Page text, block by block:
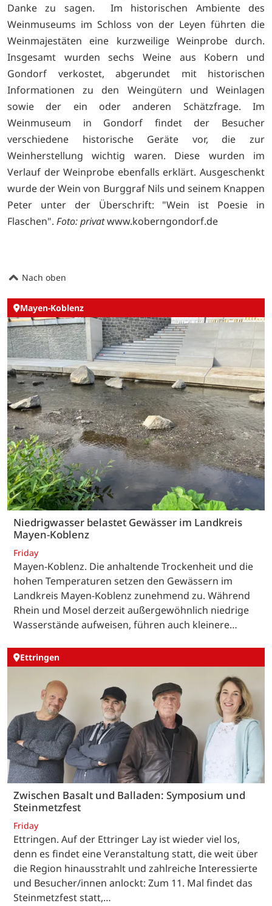
Danke zu sagen. Im historischen Ambiente des
Weinmuseums im Schloss von der Leyen führten die
Weinmajestäten eine kurzweilige Weinprobe durch.
Insgesamt wurden sechs Weine aus Kobern und
Gondorf verkostet, abgerundet mit historischen
Informationen zu den Weingütern und Weinlagen
sowie der ein oder anderen Schätzfrage. Im
Weinmuseum in Gondorf findet der Besucher
verschiedene historische Geräte vor, die zur
Weinherstellung wichtig waren. Diese wurden im
Verlauf der Weinprobe ebenfalls erklärt. Ausgeschenkt
wurde der Wein von Burggraf Nils und seinem Knappen
Peter unter der Überschrift: "Wein ist Poesie in
Flaschen". Foto: privatwww.koberngondorf.de
Nach oben
Mayen-Koblenz
Niedrigwasser belastet Gewässer im Landkreis
Mayen-Koblenz
Friday
Mayen-Koblenz. Die anhaltende Trockenheit und die
hohen Temperaturen setzen den Gewässern im
Landkreis Mayen-Koblenz zunehmend zu. Während
Rhein und Mosel derzeit außergewöhnlich niedrige
Wasserstände aufweisen, führen auch kleinere…
Ettringen
Zwischen Basalt und Balladen: Symposium und
Steinmetzfest
Friday
Ettringen. Auf der Ettringer Lay ist wieder viel los,
denn es findet eine Veranstaltung statt, die weit über
die Region hinausstrahlt und zahlreiche Interessierte
und Besucher/innen anlockt: Zum 11. Mal findet das
Steinmetzfest statt,…